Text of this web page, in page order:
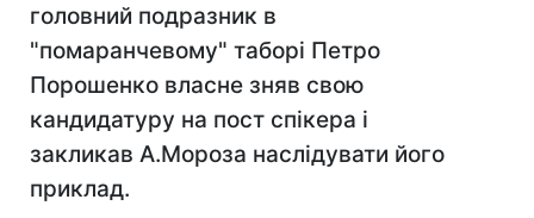
головний подразник в
"помаранчевому" таборі Петро
Порошенко власне зняв свою
кандидатуру на пост спікера і
закликав А.Мороза наслідувати його
приклад.